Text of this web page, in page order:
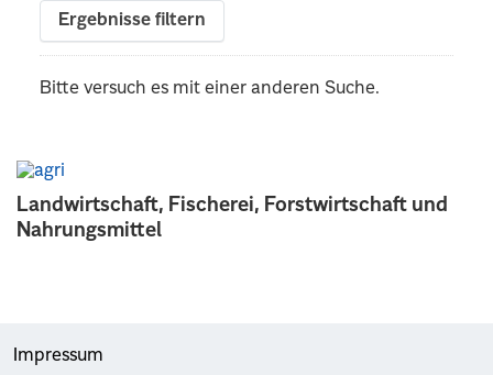
Landwirtschaft, Fischerei, Forstwirtschaft und
Nahrungsmittel
Ergebnisse filtern
Bitte versuch es mit einer anderen Suche.
Impressum